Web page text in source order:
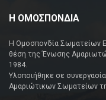
Η ΟΜΟΣΠΟΝΔΙΑ
Η Ομοσπονδία Σωματείων
θέση της Ένωσης
1984.
Υλοποιήθηκε σε
Αμαριώτικων Σωματείων